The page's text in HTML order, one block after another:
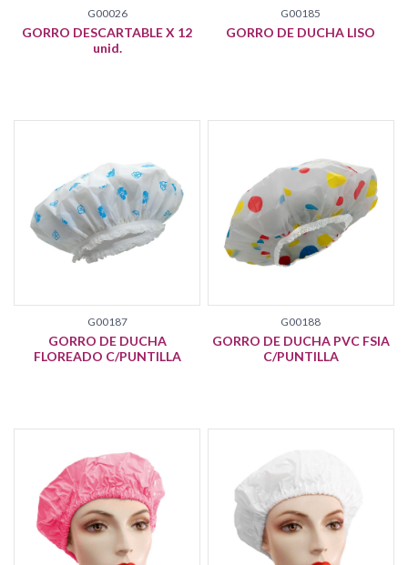
G00026
GORRO DESCARTABLE X 12
unid.
G00185
GORRO DE DUCHA LISO
G00187
GORRO DE DUCHA
FLOREADO C/PUNTILLA
G00188
GORRO DE DUCHA PVC FSIA
C/PUNTILLA